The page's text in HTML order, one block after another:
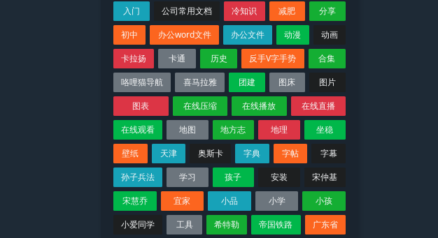
入门
公司常用文档 冷知识 减肥
分享
初中
办公word文件 办公文件 动漫
动画
卡拉扬
卡通 历史 反手V字手势
合集
咯哩猫导航
喜马拉雅 团建 图床
图片
图表
在线压缩 在线播放
在线直播
在线观看
地图 地方志 地理
坐稳
壁纸
天津 奥斯卡 字典 字帖
字幕
孙子兵法
学习 孩子 安装
宋仲基
宋慧乔
宜家 小品 小学
小孩
小爱同学
工具 希特勒 帝国铁路
广东省